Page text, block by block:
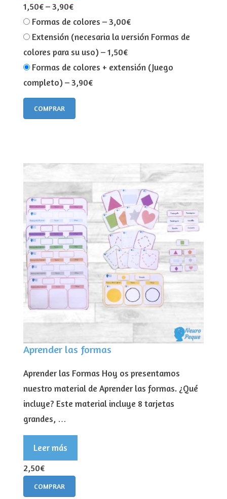
1,50€–3,90€
Formas de colores –3,00€
Extensión (necesaria la versión Formas de
colores para su uso) –1,50€
Formas de colores + extensión (Juego
completo) –3,90€
COMPRAR
Aprender las formas
Aprender las Formas Hoy os presentamos
nuestro material de Aprender las formas. ¿Qué
incluye? Este material incluye 8 tarjetas
grandes, …
Leer más
2,50€
COMPRAR